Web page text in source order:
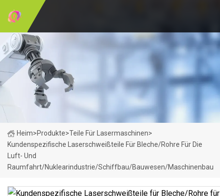
Heim>Produkte>Teile Für Lasermaschinen>
Kundenspezifische Laserschweißteile Für Bleche/Rohre Für Die
Luft- Und
Raumfahrt/Nuklearindustrie/Schiffbau/Bauwesen/Maschinenbau